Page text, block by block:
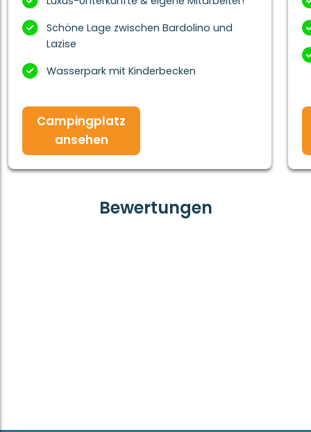
Schöne Lage zwischen Bardolino und
Lazise
Wasserpark mit Kinderbecken
Campingplatz
ansehen
Bewertungen